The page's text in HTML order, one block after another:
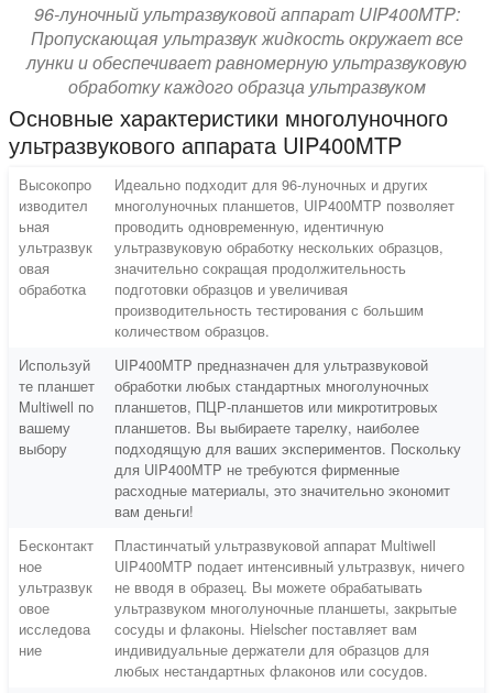
96-луночный ультразвуковой аппарат UIP400MTP:
Пропускающая ультразвук жидкость окружает все
лунки и обеспечивает равномерную ультразвуковую
обработку каждого образца ультразвуком
Основные характеристики многолуночного
ультразвукового аппарата UIP400MTP
Высокопро
изводител
ьная
ультразвук
овая
обработка
Идеально подходит для 96-луночных и других
многолуночных планшетов, UIP400MTP позволяет
проводить одновременную, идентичную
ультразвуковую обработку нескольких образцов,
значительно сокращая продолжительность
подготовки образцов и увеличивая
производительность тестирования с большим
количеством образцов.
Используй
те планшет
Multiwell по
вашему
выбору
UIP400MTP предназначен для ультразвуковой
обработки любых стандартных многолуночных
планшетов, ПЦР-планшетов или микротитровых
планшетов. Вы выбираете тарелку, наиболее
подходящую для ваших экспериментов. Поскольку
для UIP400MTP не требуются фирменные
расходные материалы, это значительно экономит
вам деньги!
Бесконтакт
ное
ультразвук
овое
исследова
ние
Пластинчатый ультразвуковой аппарат Multiwell
UIP400MTP подает интенсивный ультразвук, ничего
не вводя в образец. Вы можете обрабатывать
ультразвуком многолуночные планшеты, закрытые
сосуды и флаконы. Hielscher поставляет вам
индивидуальные держатели для образцов для
любых нестандартных флаконов или сосудов.